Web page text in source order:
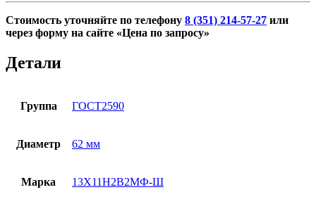
Стоимость уточняйте по телефону 8 (351) 214-57-27 или
через форму на сайте «Цена по запросу»
Детали
Группа ГОСТ2590
Диаметр 62 мм
Марка 13Х11Н2В2МФ-Ш